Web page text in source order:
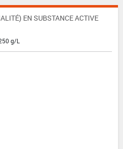
EN SUBSTANCE ACTIVE
g/L